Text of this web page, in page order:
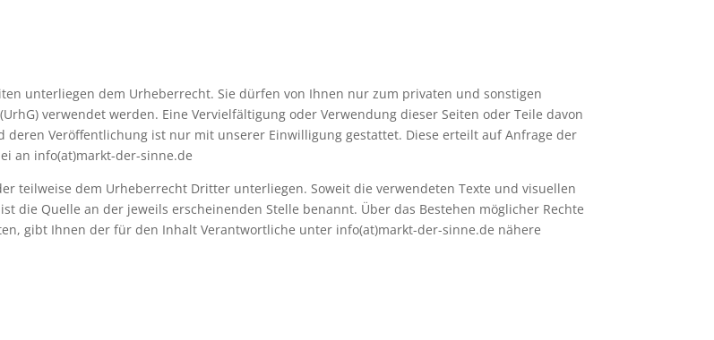
unterliegen dem Urheberrecht. Sie dürfen von Ihnen nur zum privaten und sonstigen
verwendet werden. Eine Vervielfältigung oder Verwendung dieser Seiten oder Teile davon
Veröffentlichung ist nur mit unserer Einwilligung gestattet. Diese erteilt auf Anfrage der
an info(at)markt-der-sinne.de
teilweise dem Urheberrecht Dritter unterliegen. Soweit die verwendeten Texte und visuellen
die Quelle an der jeweils erscheinenden Stelle benannt. Über das Bestehen möglicher Rechte
gibt Ihnen der für den Inhalt Verantwortliche unter info(at)markt-der-sinne.de nähere